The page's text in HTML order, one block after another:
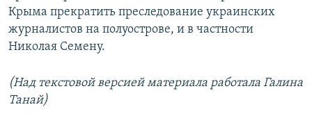
Крыма прекратить преследование украинских
журналистов на полуострове, и в частности
Николая Семену.
(Над текстовой версией материала работала Галина
Танай)